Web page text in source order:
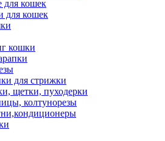
для кошек
для кошек
кошки
для стрижки
щетки, пуходерки
колтунорезы